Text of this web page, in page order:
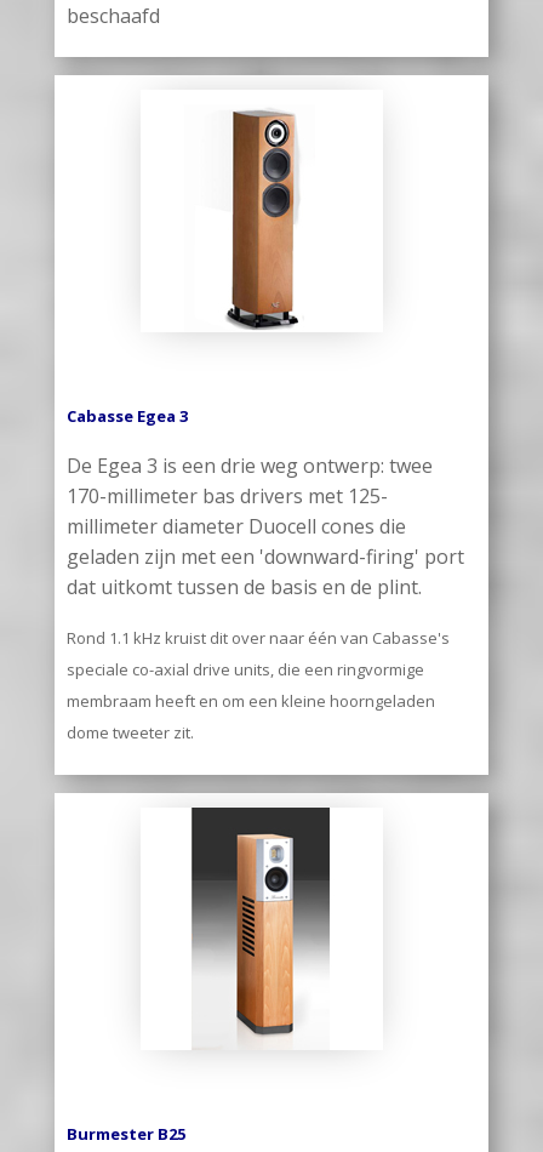
beschaafd
Cabasse Egea 3
De Egea 3 is een drie weg ontwerp: twee
170-millimeter bas drivers met 125-
millimeter diameter Duocell cones die
geladen zijn met een 'downward-firing' port
dat uitkomt tussen de basis en de plint.
Rond 1.1 kHz kruist dit over naar één van Cabasse's
speciale co-axial drive units, die een ringvormige
membraam heeft en om een kleine hoorngeladen
dome tweeter zit.
Burmester B25